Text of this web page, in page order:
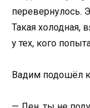
перевернулось.
Такая холодная,
у тех, кого
Вадим подошёл